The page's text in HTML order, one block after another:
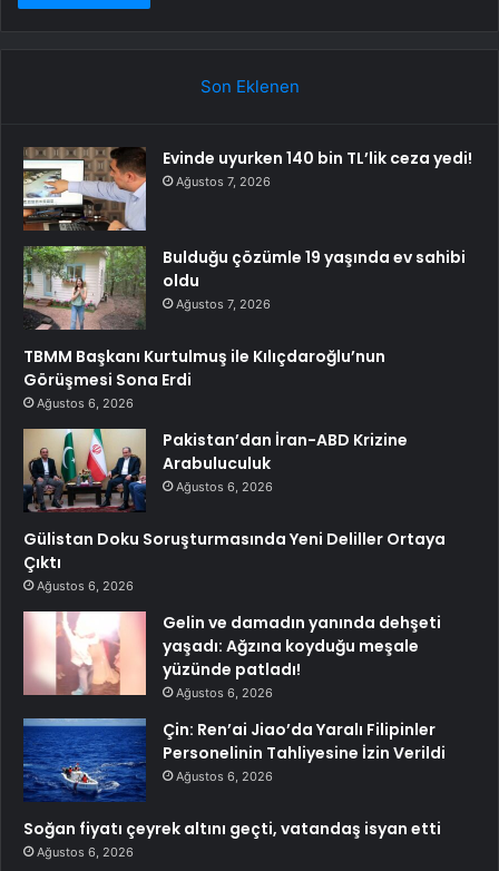
Son Eklenen
Evinde uyurken 140 bin TL’lik ceza yedi!
Ağustos 7, 2026
Bulduğu çözümle 19 yaşında ev sahibi
oldu
Ağustos 7, 2026
TBMM Başkanı Kurtulmuş ile Kılıçdaroğlu’nun
Görüşmesi Sona Erdi
Ağustos 6, 2026
Pakistan’dan İran-ABD Krizine
Arabuluculuk
Ağustos 6, 2026
Gülistan Doku Soruşturmasında Yeni Deliller Ortaya
Çıktı
Ağustos 6, 2026
Gelin ve damadın yanında dehşeti
yaşadı: Ağzına koyduğu meşale
yüzünde patladı!
Ağustos 6, 2026
Çin: Ren’ai Jiao’da Yaralı Filipinler
Personelinin Tahliyesine İzin Verildi
Ağustos 6, 2026
Soğan fiyatı çeyrek altını geçti, vatandaş isyan etti
Ağustos 6, 2026